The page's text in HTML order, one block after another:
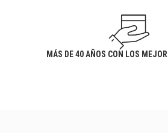
MÁS DE 40 AÑOS CON LOS